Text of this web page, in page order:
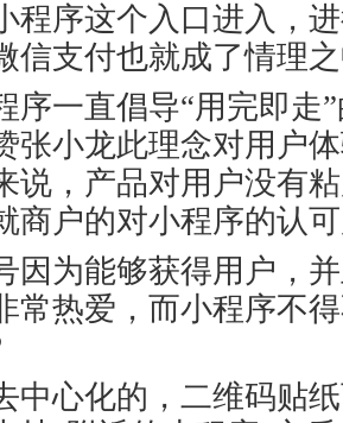
程序这个入口进入，
信支付也就成了情理
序一直倡导“用完即走
张小龙此理念对用户
说，产品对用户没有
商户的对小程序的认
因为能够获得用户，
常热爱，而小程序不
中心化的，二维码贴